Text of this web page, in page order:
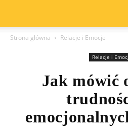
Strona główna Relacje i Emocje
Relacje i
Jak mówić